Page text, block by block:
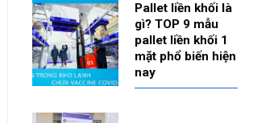
Pallet liền khối là
gì? TOP 9 mẫu
pallet liền khối 1
mặt phổ biến hiện
nay